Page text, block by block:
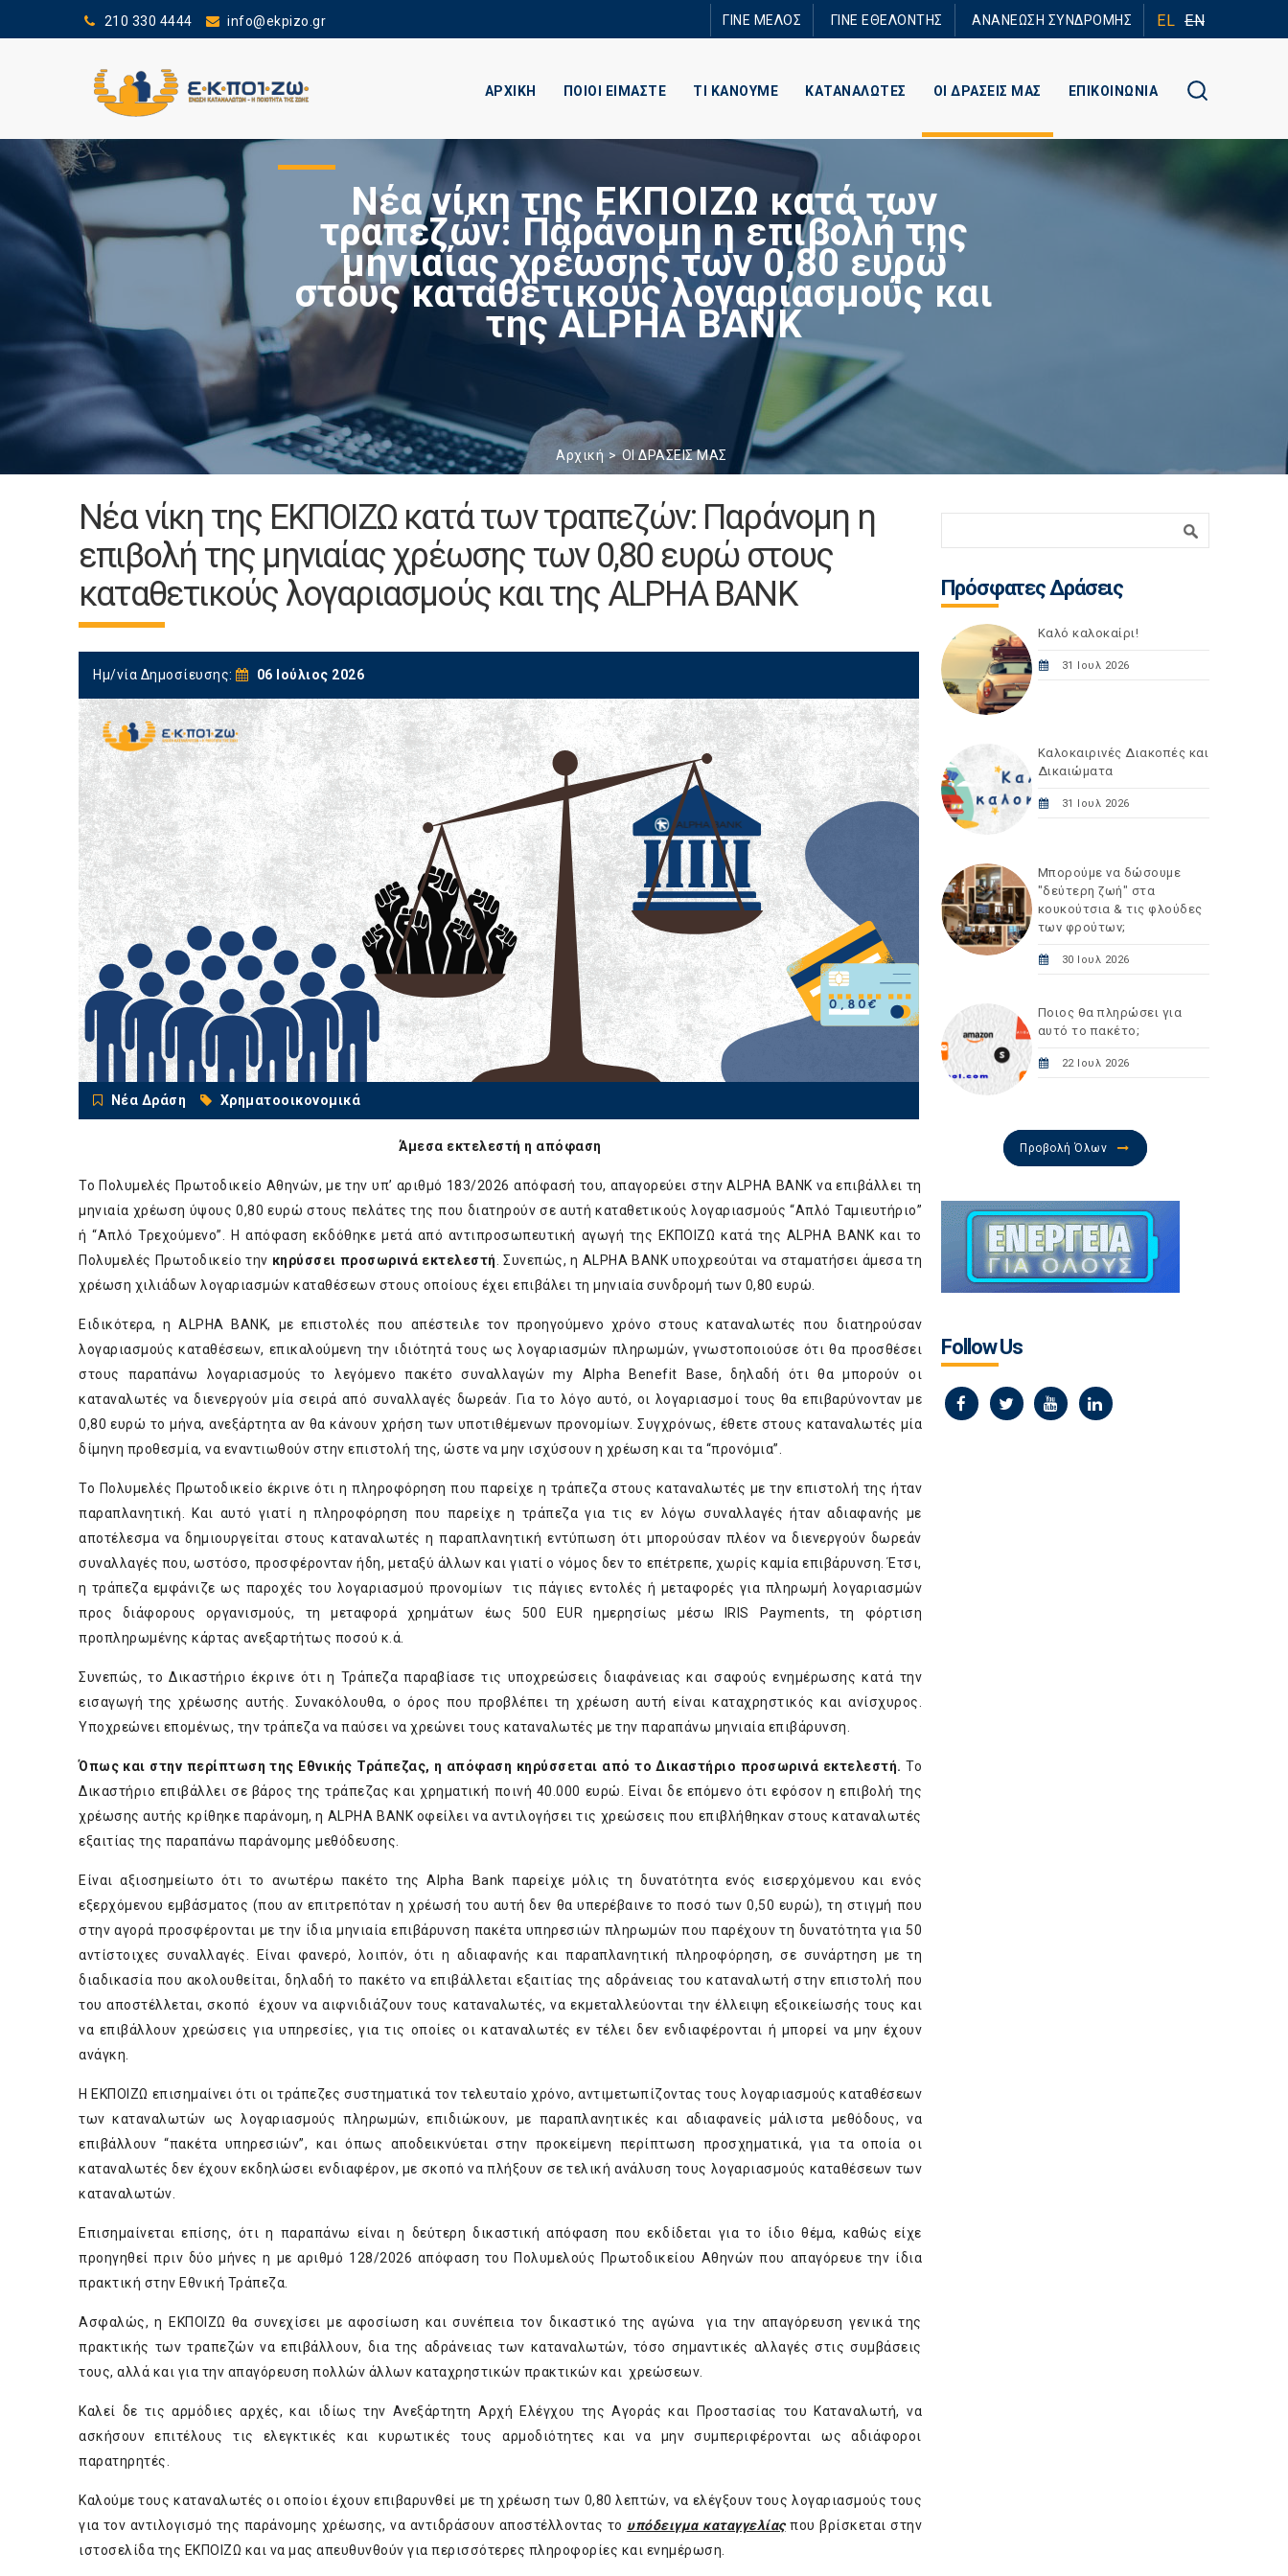
210 330 4444 info@ekpizo.gr ΓΙΝΕ ΜΕΛΟΣ ΓΙΝΕ ΕΘΕΛΟΝΤΗΣ ΑΝΑΝΕΩΣΗ ΣΥΝΔΡΟΜΗΣ EL EN
ΑΡΧΙΚΗ ΠΟΙΟΙ ΕΙΜΑΣΤΕ ΤΙ ΚΑΝΟΥΜΕ ΚΑΤΑΝΑΛΩΤΕΣ ΟΙ ΔΡΑΣΕΙΣ ΜΑΣ ΕΠΙΚΟΙΝΩΝΙΑ
Νέα νίκη της ΕΚΠΟΙΖΩ κατά των
τραπεζών: Παράνομη η επιβολή της
μηνιαίας χρέωσης των 0,80 ευρώ
στους καταθετικούς λογαριασμούς και
της ALPHA BANK
Αρχική ΟΙ ΔΡΑΣΕΙΣ ΜΑΣ
Νέα νίκη της ΕΚΠΟΙΖΩ κατά των τραπεζών: Παράνομη η
επιβολή της μηνιαίας χρέωσης των 0,80 ευρώ στους
καταθετικούς λογαριασμούς και της ALPHA BANK
Ημ/νία Δημοσίευσης: 06 Ιούλιος 2026
Νέα Δράση Χρηματοοικονομικά
Άμεσα εκτελεστή η απόφαση
Το Πολυμελές Πρωτοδικείο Αθηνών, με την υπ’ αριθμό 183/2026 απόφασή του, απαγορεύει στην ALPHA BANK να επιβάλλει τη
μηνιαία χρέωση ύψους 0,80 ευρώ στους πελάτες της που διατηρούν σε αυτή καταθετικούς λογαριασμούς “Απλό Ταμιευτήριο”
ή “Απλό Τρεχούμενο”. Η απόφαση εκδόθηκε μετά από αντιπροσωπευτική αγωγή της ΕΚΠΟΙΖΩ κατά της ALPHA BANK και το
Πολυμελές Πρωτοδικείο την κηρύσσει προσωρινά εκτελεστή . Συνεπώς, η ALPHA BANK υποχρεούται να σταματήσει άμεσα τη
χρέωση χιλιάδων λογαριασμών καταθέσεων στους οποίους έχει επιβάλει τη μηνιαία συνδρομή των 0,80 ευρώ.
Ειδικότερα, η ALPHA BANK, με επιστολές που απέστειλε τον προηγούμενο χρόνο στους καταναλωτές που διατηρούσαν
λογαριασμούς καταθέσεων, επικαλούμενη την ιδιότητά τους ως λογαριασμών πληρωμών, γνωστοποιούσε ότι θα προσθέσει
στους παραπάνω λογαριασμούς το λεγόμενο πακέτο συναλλαγών my Alpha Benefit Base, δηλαδή ότι θα μπορούν οι
καταναλωτές να διενεργούν μία σειρά από συναλλαγές δωρεάν. Για το λόγο αυτό, οι λογαριασμοί τους θα επιβαρύνονταν με
0,80 ευρώ το μήνα, ανεξάρτητα αν θα κάνουν χρήση των υποτιθέμενων προνομίων. Συγχρόνως, έθετε στους καταναλωτές μία
δίμηνη προθεσμία, να εναντιωθούν στην επιστολή της, ώστε να μην ισχύσουν η χρέωση και τα “προνόμια”.
Το Πολυμελές Πρωτοδικείο έκρινε ότι η πληροφόρηση που παρείχε η τράπεζα στους καταναλωτές με την επιστολή της ήταν
παραπλανητική. Και αυτό γιατί η πληροφόρηση που παρείχε η τράπεζα για τις εν λόγω συναλλαγές ήταν αδιαφανής με
αποτέλεσμα να δημιουργείται στους καταναλωτές η παραπλανητική εντύπωση ότι μπορούσαν πλέον να διενεργούν δωρεάν
συναλλαγές που, ωστόσο, προσφέρονταν ήδη, μεταξύ άλλων και γιατί ο νόμος δεν το επέτρεπε, χωρίς καμία επιβάρυνση. Έτσι,
η τράπεζα εμφάνιζε ως παροχές του λογαριασμού προνομίων τις πάγιες εντολές ή μεταφορές για πληρωμή λογαριασμών
προς διάφορους οργανισμούς, τη μεταφορά χρημάτων έως 500 EUR ημερησίως μέσω IRIS Payments, τη φόρτιση
προπληρωμένης κάρτας ανεξαρτήτως ποσού κ.ά.
Συνεπώς, το Δικαστήριο έκρινε ότι η Τράπεζα παραβίασε τις υποχρεώσεις διαφάνειας και σαφούς ενημέρωσης κατά την
εισαγωγή της χρέωσης αυτής. Συνακόλουθα, ο όρος που προβλέπει τη χρέωση αυτή είναι καταχρηστικός και ανίσχυρος.
Υποχρεώνει επομένως, την τράπεζα να παύσει να χρεώνει τους καταναλωτές με την παραπάνω μηνιαία επιβάρυνση.
Όπως και στην περίπτωση της Εθνικής Τράπεζας, η απόφαση κηρύσσεται από το Δικαστήριο προσωρινά εκτελεστή. Το
Δικαστήριο επιβάλλει σε βάρος της τράπεζας και χρηματική ποινή 40.000 ευρώ. Είναι δε επόμενο ότι εφόσον η επιβολή της
χρέωσης αυτής κρίθηκε παράνομη, η ALPHA BANK οφείλει να αντιλογήσει τις χρεώσεις που επιβλήθηκαν στους καταναλωτές
εξαιτίας της παραπάνω παράνομης μεθόδευσης.
Είναι αξιοσημείωτο ότι το ανωτέρω πακέτο της Alpha Bank παρείχε μόλις τη δυνατότητα ενός εισερχόμενου και ενός
εξερχόμενου εμβάσματος (που αν επιτρεπόταν η χρέωσή του αυτή δεν θα υπερέβαινε το ποσό των 0,50 ευρώ), τη στιγμή που
στην αγορά προσφέρονται με την ίδια μηνιαία επιβάρυνση πακέτα υπηρεσιών πληρωμών που παρέχουν τη δυνατότητα για 50
αντίστοιχες συναλλαγές. Είναι φανερό, λοιπόν, ότι η αδιαφανής και παραπλανητική πληροφόρηση, σε συνάρτηση με τη
διαδικασία που ακολουθείται, δηλαδή το πακέτο να επιβάλλεται εξαιτίας της αδράνειας του καταναλωτή στην επιστολή που
του αποστέλλεται, σκοπό έχουν να αιφνιδιάζουν τους καταναλωτές, να εκμεταλλεύονται την έλλειψη εξοικείωσής τους και
να επιβάλλουν χρεώσεις για υπηρεσίες, για τις οποίες οι καταναλωτές εν τέλει δεν ενδιαφέρονται ή μπορεί να μην έχουν
ανάγκη.
Η ΕΚΠΟΙΖΩ επισημαίνει ότι οι τράπεζες συστηματικά τον τελευταίο χρόνο, αντιμετωπίζοντας τους λογαριασμούς καταθέσεων
των καταναλωτών ως λογαριασμούς πληρωμών, επιδιώκουν, με παραπλανητικές και αδιαφανείς μάλιστα μεθόδους, να
επιβάλλουν “πακέτα υπηρεσιών”, και όπως αποδεικνύεται στην προκείμενη περίπτωση προσχηματικά, για τα οποία οι
καταναλωτές δεν έχουν εκδηλώσει ενδιαφέρον, με σκοπό να πλήξουν σε τελική ανάλυση τους λογαριασμούς καταθέσεων των
καταναλωτών.
Επισημαίνεται επίσης, ότι η παραπάνω είναι η δεύτερη δικαστική απόφαση που εκδίδεται για το ίδιο θέμα, καθώς είχε
προηγηθεί πριν δύο μήνες η με αριθμό 128/2026 απόφαση του Πολυμελούς Πρωτοδικείου Αθηνών που απαγόρευε την ίδια
πρακτική στην Εθνική Τράπεζα.
Ασφαλώς, η ΕΚΠΟΙΖΩ θα συνεχίσει με αφοσίωση και συνέπεια τον δικαστικό της αγώνα για την απαγόρευση γενικά της
πρακτικής των τραπεζών να επιβάλλουν, δια της αδράνειας των καταναλωτών, τόσο σημαντικές αλλαγές στις συμβάσεις
τους, αλλά και για την απαγόρευση πολλών άλλων καταχρηστικών πρακτικών και χρεώσεων.
Καλεί δε τις αρμόδιες αρχές, και ιδίως την Ανεξάρτητη Αρχή Ελέγχου της Αγοράς και Προστασίας του Καταναλωτή, να
ασκήσουν επιτέλους τις ελεγκτικές και κυρωτικές τους αρμοδιότητες και να μην συμπεριφέρονται ως αδιάφοροι
παρατηρητές.
Καλούμε τους καταναλωτές οι οποίοι έχουν επιβαρυνθεί με τη χρέωση των 0,80 λεπτών, να ελέγξουν τους λογαριασμούς τους
για τον αντιλογισμό της παράνομης χρέωσης, να αντιδράσουν αποστέλλοντας το υπόδειγμα καταγγελίαςπου βρίσκεται στην
ιστοσελίδα της ΕΚΠΟΙΖΩ και να μας απευθυνθούν για περισσότερες πληροφορίες και ενημέρωση.
Πρόσφατες Δράσεις
Καλό καλοκαίρι!
31 Ιουλ 2026
Καλοκαιρινές Διακοπές και
Δικαιώματα
31 Ιουλ 2026
Μπορούμε να δώσουμε
"δεύτερη ζωή" στα
κουκούτσια & τις φλούδες
των φρούτων;
30 Ιουλ 2026
Ποιος θα πληρώσει για
αυτό το πακέτο;
22 Ιουλ 2026
Προβολή Όλων
Follow Us